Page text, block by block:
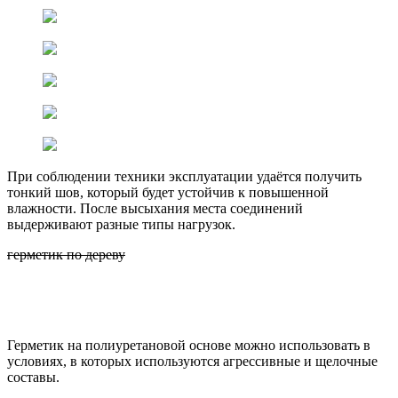
При соблюдении техники эксплуатации удаётся получить
тонкий шов, который будет устойчив к повышенной
влажности. После высыхания места соединений
выдерживают разные типы нагрузок.
герметик по дереву
Герметик на полиуретановой основе можно использовать в
условиях, в которых используются агрессивные и щелочные
составы.